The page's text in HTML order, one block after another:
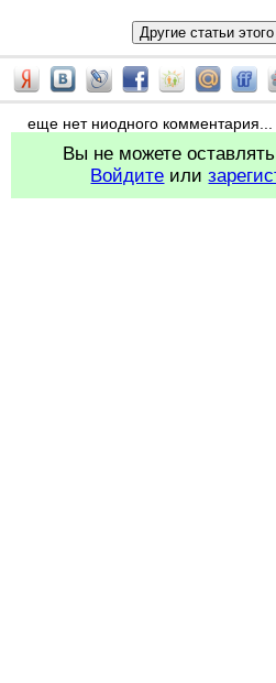
еще нет ниодного комментария...
Вы не можете
Войдите или